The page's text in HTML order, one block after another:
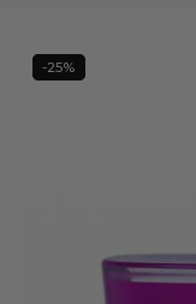
25%
-25%